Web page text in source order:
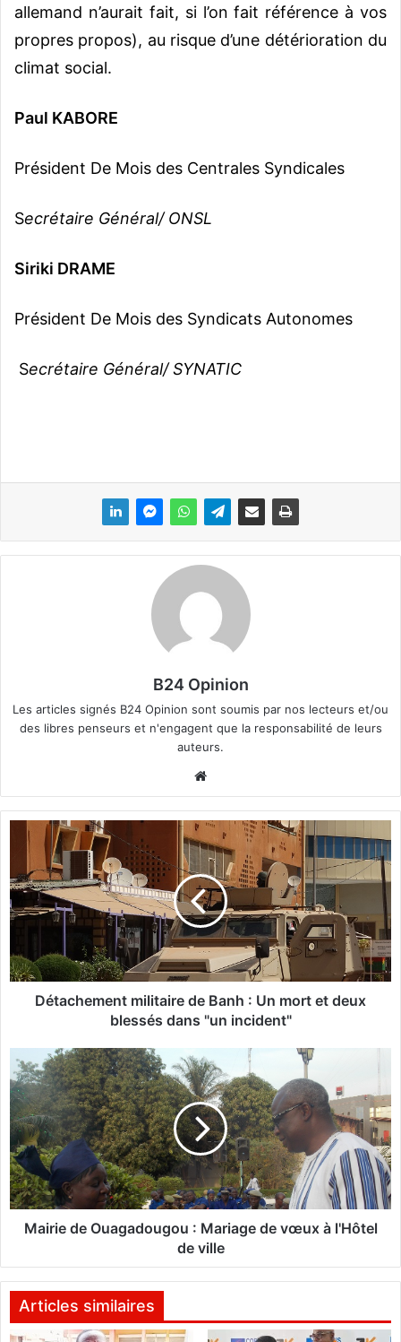
allemand n’aurait fait, si l’on fait référence à vos
propres propos), au risque d’une détérioration du
climat social.
Paul KABORE
Président De Mois des Centrales Syndicales
Secrétaire Général/ ONSL
Siriki DRAME
Président De Mois des Syndicats Autonomes
Secrétaire Général/ SYNATIC
B24 Opinion
Les articles signés B24 Opinion sont soumis par nos lecteurs et/ou
des libres penseurs et n'engagent que la responsabilité de leurs
auteurs.
bsi
te
a
c
h
m
e
i
t
a
i
r
e
d
n
U
Détachement militaire de Banh : Un mort et deux
blessés dans "un incident"
M
a
i
r
i
e
d
e
O
g
a
o
Mairie de Ouagadougou : Mariage de vœux à l'Hôtel
de ville
Articles similaires